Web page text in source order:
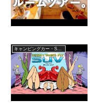
キャンピングカー・SUV人気車種